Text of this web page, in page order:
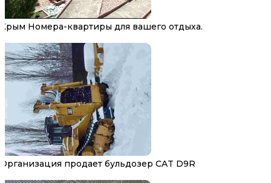
Крым Номера-квартиры для вашего отдыха.
Организация продает бульдозер CAT D9R